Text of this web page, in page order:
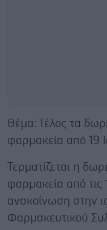
Θέμα: Τέλος τα
φαρμακεία από 19
Τερματίζεται η
φαρμακεία από
ανακοίνωση στην
Φαρμακευτικού